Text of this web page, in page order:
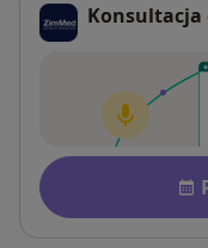
Dostępność